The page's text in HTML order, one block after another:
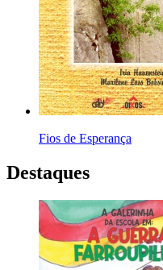
Fios de Esperança
Destaques